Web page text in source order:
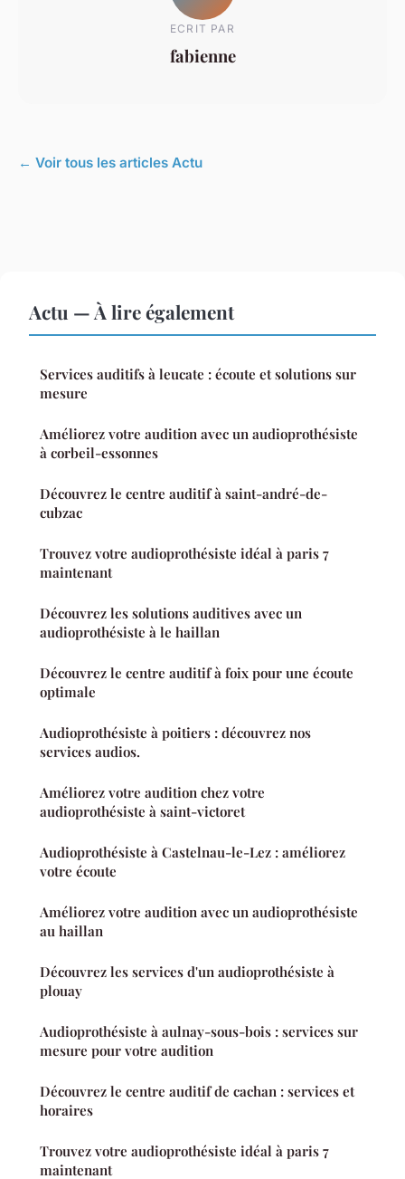
ECRIT PAR
fabienne
← Voir tous les articles Actu
Actu — À lire également
Services auditifs à leucate : écoute et solutions sur
mesure
Améliorez votre audition avec un audioprothésiste
à corbeil-essonnes
Découvrez le centre auditif à saint-andré-de-
cubzac
Trouvez votre audioprothésiste idéal à paris 7
maintenant
Découvrez les solutions auditives avec un
audioprothésiste à le haillan
Découvrez le centre auditif à foix pour une écoute
optimale
Audioprothésiste à poitiers : découvrez nos
services audios.
Améliorez votre audition chez votre
audioprothésiste à saint-victoret
Audioprothésiste à Castelnau-le-Lez : améliorez
votre écoute
Améliorez votre audition avec un audioprothésiste
au haillan
Découvrez les services d'un audioprothésiste à
plouay
Audioprothésiste à aulnay-sous-bois : services sur
mesure pour votre audition
Découvrez le centre auditif de cachan : services et
horaires
Trouvez votre audioprothésiste idéal à paris 7
maintenant